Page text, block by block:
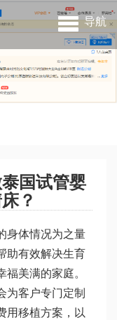
导航
国试管婴
？
身体情况为之量
助有效解决生育
美满的家庭。
为客户专门定制
用移植方案，以